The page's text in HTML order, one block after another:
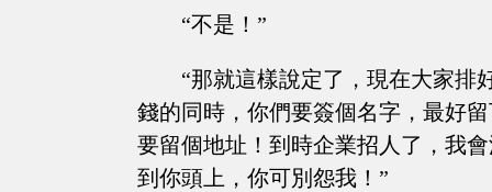
“不是！”
“那就這樣說定了，現在大家排
錢的同時，你們要簽個名字，最好
要留個地址！到時企業招人了，我
到你頭上，你可別怨我！”